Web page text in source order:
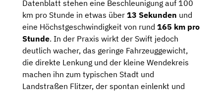
Datenblatt stehen eine Beschleunigung auf 100
km pro Stunde in etwas über 13 Sekunden und
eine Höchstgeschwindigkeit von rund 165 km pro
Stunde. In der Praxis wirkt der Swift jedoch
deutlich wacher, das geringe Fahrzeuggewicht,
die direkte Lenkung und der kleine Wendekreis
machen ihn zum typischen Stadt und
Landstraßen Flitzer, der spontan einlenkt und